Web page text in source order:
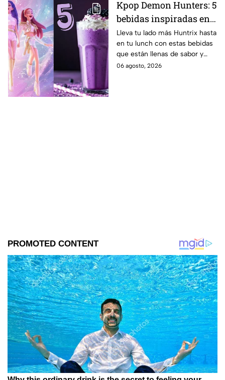
Kpop Demon Hunters: 5
bebidas inspiradas en
las guerreras Huntrix
para llevar a la escuela
este regreso a clases
2026; son saludables y
Lleva tu lado más Huntrix hasta
en tu lunch con estas bebidas
que están llenas de sabor y
frescura.
06 agosto, 2026